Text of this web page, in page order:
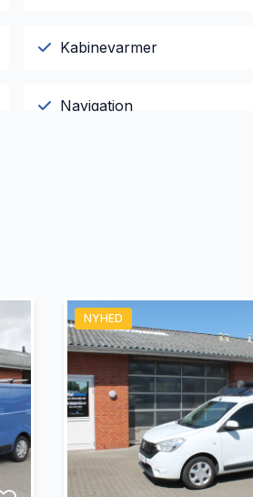
Kabinevarmer
Navigation
NYHED